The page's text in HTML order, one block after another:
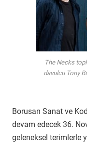
The Necks
davulcu Tony
Borusan Sanat ve
devam edecek 36.
geleneksel terimlerle